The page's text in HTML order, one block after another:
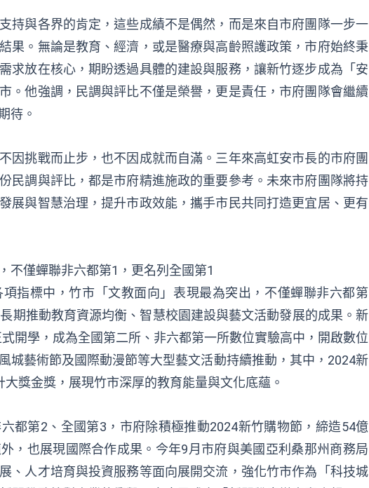
持與各界的肯定，這些成績不是偶然，而是來自市府團隊一步一
果。無論是教育、經濟，或是醫療與高齡照護政策，市府始終秉
求放在核心，期盼透過具體的建設與服務，讓新竹逐步成為「安
。他強調，民調與評比不僅是榮譽，更是責任，市府團隊會繼續
待。
因挑戰而止步，也不因成就而自滿。三年來高虹安市長的市府團
民調與評比，都是市府精進施政的重要參考。未來市府團隊將持
展與智慧治理，提升市政效能，攜手市民共同打造更宜居、更有
不僅蟬聯非六都第1，更名列全國第1
指標中，竹市「文教面向」表現最為突出，不僅蟬聯非六都第
期推動教育資源均衡、智慧校園建設與藝文活動發展的成果。新
開學，成為全國第二所、非六都第一所數位實驗高中，開啟數位
城藝術節及國際動漫節等大型藝文活動持續推動，其中，2024新
獎金獎，展現竹市深厚的教育能量與文化底蘊。
都第2、全國第3，市府除積極推動2024新竹購物節，締造54億
，也展現國際合作成果。今年9月市府與美國亞利桑那州商務局
、人才培育與投資服務等面向展開交流，強化竹市作為「科技城